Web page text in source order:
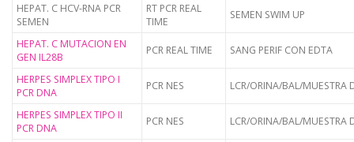
HEPAT. C HCV-RNA PCR
SEMEN
RT PCR REAL
TIME
SEMEN SWIM UP
HEPAT. C MUTACION EN
GEN IL28B
PCR REAL TIME SANG PERIF CON EDTA
HERPES SIMPLEX TIPO I
PCR DNA
PCR NES LCR/ORINA/BAL/MUESTRA
HERPES SIMPLEX TIPO II
PCR DNA
PCR NES LCR/ORINA/BAL/MUESTRA